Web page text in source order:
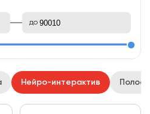
до
Нейро-интерактив